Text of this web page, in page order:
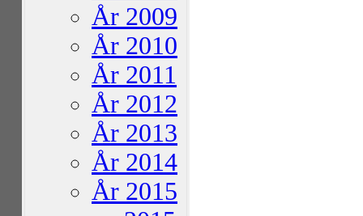
År 2009
År 2010
År 2011
År 2012
År 2013
År 2014
År 2015